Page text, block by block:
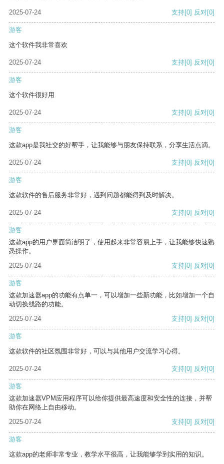
2025-07-24 支持[0] 反对[0]
游客
这个软件我非常喜欢
2025-07-24 支持[0] 反对[0]
游客
这个软件很好用
2025-07-24 支持[0] 反对[0]
游客
这款app是我社交的好帮手，让我能够与朋友保持联系，分享生活点滴。
2025-07-24 支持[0] 反对[0]
游客
这款软件的售后服务非常好，遇到问题都能得到及时解决。
2025-07-24 支持[0] 反对[0]
游客
这款app的用户界面简洁明了，使用起来非常容易上手，让我能够快速熟
悉操作。
2025-07-24
支持[0] 反对[0]
游客
这款加速器app的功能有点单一，可以增加一些新功能，比如增加一个自
动切换线路的功能。
2025-07-24
支持[0] 反对[0]
游客
这款软件的社区氛围非常好，可以与其他用户交流学习心得。
2025-07-24 支持[0] 反对[0]
游客
这款加速器VPM应用程序可以给你提供最高速度和安全性的连接，并帮
助你在网络上自由移动。
2025-07-24
支持[0] 反对[0]
游客
这款app的老师非常专业，教学水平很高，让我能够学到实用的知识。